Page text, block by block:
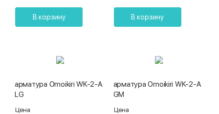
В корзину В корзину
арматура Omoikiri WK-2-A
LG
Цена
арматура Omoikiri WK-2-A
GM
Цена